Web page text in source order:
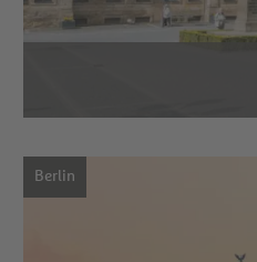
Berlin